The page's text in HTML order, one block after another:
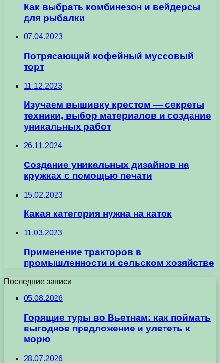
Как выбрать комбинезон и вейдерсы
для рыбалки
07.04.2023
Потрясающий кофейный муссовый
торт
11.12.2023
Изучаем вышивку крестом — секреты
техники, выбор материалов и создание
уникальных работ
26.11.2024
Создание уникальных дизайнов на
кружках с помощью печати
15.02.2023
Какая категория нужна на каток
11.03.2023
Применение тракторов в
промышленности и сельском хозяйстве
Последние записи
05.08.2026
Горящие туры во Вьетнам: как поймать
выгодное предложение и улететь к
морю
28.07.2026